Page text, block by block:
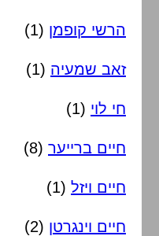
הרשי קופמן (1)
זאב שמעיה (1)
חי לוי (1)
חיים ברייער (8)
חיים ויזל (1)
חיים וינגרטן (2)